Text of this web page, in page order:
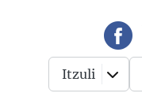
Itzuli